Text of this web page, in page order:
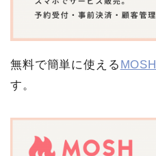
無料で簡単に使える MOSH
す。